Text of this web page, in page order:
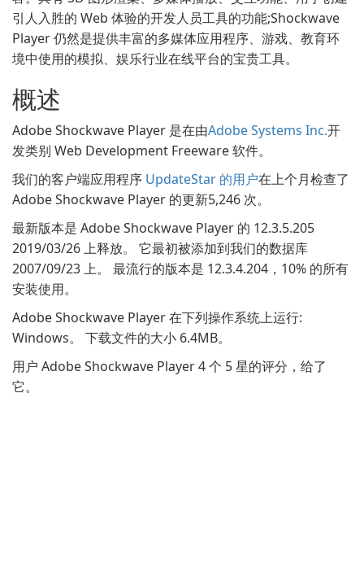
引人入胜的 Web 体验的开发人员工具的功能;Shockwave
Player 仍然是提供丰富的多媒体应用程序、游戏、教育环
境中使用的模拟、娱乐行业在线平台的宝贵工具。
概述
Adobe Shockwave Player 是在由Adobe Systems Inc.开
发类别 Web Development Freeware 软件。
我们的客户端应用程序 UpdateStar 的用户在上个月检查了
Adobe Shockwave Player 的更新5,246 次。
最新版本是 Adobe Shockwave Player 的 12.3.5.205
2019/03/26 上释放。 它最初被添加到我们的数据库
2007/09/23 上。 最流行的版本是 12.3.4.204，10% 的所有
安装使用。
Adobe Shockwave Player 在下列操作系统上运行:
Windows。 下载文件的大小 6.4MB。
用户 Adobe Shockwave Player 4 个 5 星的评分，给了
它。